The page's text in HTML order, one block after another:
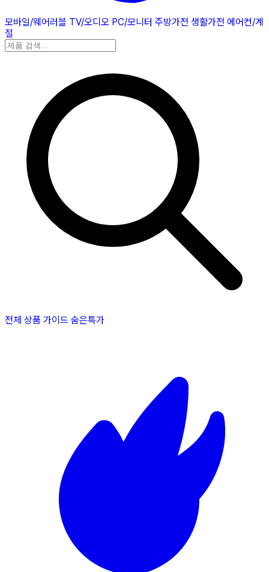
모바일/웨어러블 TV/오디오 PC/모니터 주방가전 생활가전 에어컨/계
절
전체 상품 가이드 숨은특가